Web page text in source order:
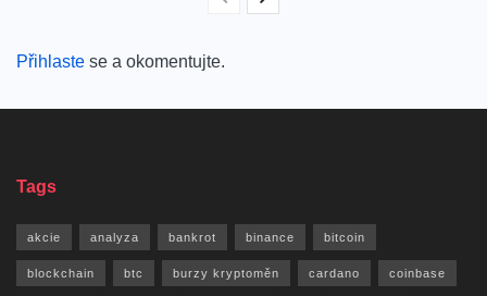
Přihlaste se a okomentujte.
Tags
akcie analyza bankrot binance bitcoin
blockchain btc burzy kryptoměn cardano coinbase